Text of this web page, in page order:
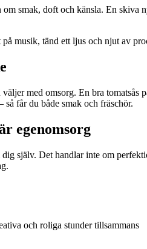
smak, doft och känsla. En
musik, tänd ett ljus och njut av
med omsorg. En bra
får du både smak och fräschör.
egenomsorg
själv. Det handlar inte om
och roliga stunder tillsammans